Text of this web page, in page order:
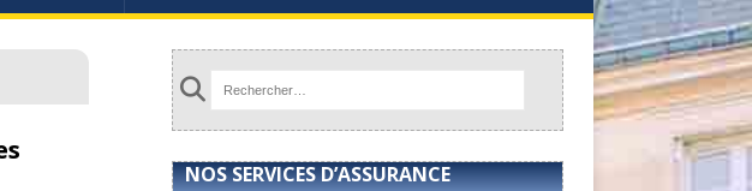
NOS SERVICES D’ASSURANCE